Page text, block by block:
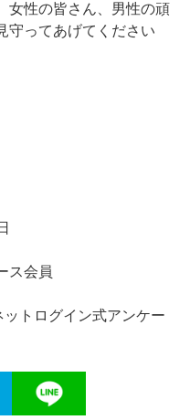
女性の皆さん、男性の頑
守ってあげてください
ス会員
トログイン式アンケー